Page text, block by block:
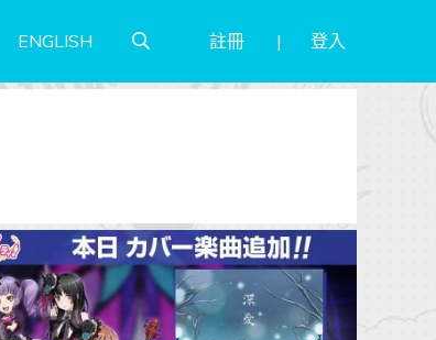
ENGLISH 註冊 登入